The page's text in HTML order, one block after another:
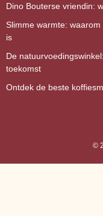
Dino Bouterse vriendin:
Slimme warmte:
is
De
toekomst
Ontdek de beste
©